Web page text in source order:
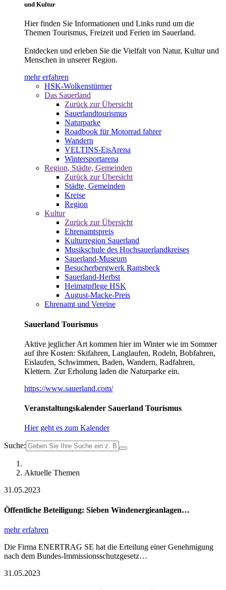
und Kultur
Hier finden Sie Informationen und Links rund um die
Themen Tourismus, Freizeit und Ferien im Sauerland.
Entdecken und erleben Sie die Vielfalt von Natur, Kultur und
Menschen in unserer Region.
mehr erfahren
HSK-Wolkenstürmer
Das Sauerland
Zurück zur Übersicht
Sauerlandtourismus
Naturparke
Roadbook für Motorrad fahrer
Wandern
VELTINS-EisArena
Wintersportarena
Region, Städte, Gemeinden
Zurück zur Übersicht
Städte, Gemeinden
Kreise
Region
Kultur
Zurück zur Übersicht
Ehrenamtspreis
Kulturregion Sauerland
Musikschule des Hochsauerlandkreises
Sauerland-Museum
Besucherbergwerk Ramsbeck
Sauerland-Herbst
Heimatpflege HSK
August-Macke-Preis
Ehrenamt und Vereine
Sauerland Tourismus
Aktive jeglicher Art kommen hier im Winter wie im Sommer
auf ihre Kosten: Skifahren, Langlaufen, Rodeln, Bobfahren,
Eislaufen, Schwimmen, Baden, Wandern, Radfahren,
Klettern. Zur Erholung laden die Naturparke ein.
https://www.sauerland.com/
Veranstaltungskalender Sauerland Tourismus
Hier geht es zum Kalender
Suche:
Aktuelle Themen
31.05.2023
Öffentliche Beteiligung: Sieben Windenergieanlagen…
mehr erfahren
Die Firma ENERTRAG SE hat die Erteilung einer Genehmigung
nach dem Bundes-Immissionsschutzgesetz…
31.05.2023